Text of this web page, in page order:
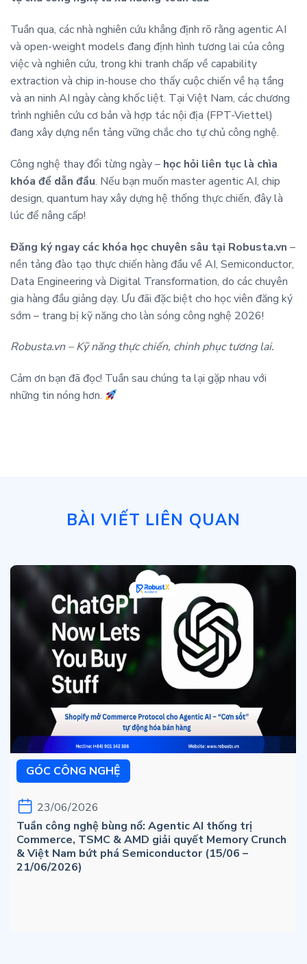
Tuần qua, các nhà nghiên cứu khẳng định rõ rằng agentic AI
và open-weight models đang định hình tương lai của công
việc và nghiên cứu, trong khi tranh chấp về capability
extraction và chip in-house cho thấy cuộc chiến về hạ tầng
và an ninh AI ngày càng khốc liệt. Tại Việt Nam, các chương
trình nghiên cứu cơ bản và hợp tác nội địa (FPT-Viettel)
đang xây dựng nền tảng vững chắc cho tự chủ công nghệ.
Công nghệ thay đổi từng ngày – học hỏi liên tục là chìa
khóa để dẫn đầu. Nếu bạn muốn master agentic AI, chip
design, quantum hay xây dựng hệ thống thực chiến, đây là
lúc để nâng cấp!
Đăng ký ngay các khóa học chuyên sâu tại Robusta.vn –
nền tảng đào tạo thực chiến hàng đầu về AI, Semiconductor,
Data Engineering và Digital Transformation, do các chuyên
gia hàng đầu giảng dạy. Ưu đãi đặc biệt cho học viên đăng ký
sớm – trang bị kỹ năng cho làn sóng công nghệ 2026!
Robusta.vn – Kỹ năng thực chiến, chinh phục tương lai.
Cảm ơn bạn đã đọc! Tuần sau chúng ta lại gặp nhau với
những tin nóng hơn.
BÀI VIẾT LIÊN QUAN
GÓC CÔNG NGHỆ
23/06/2026
Tuần công nghệ bùng nổ: Agentic AI thống trị
Commerce, TSMC & AMD giải quyết Memory Crunch
& Việt Nam bứt phá Semiconductor (15/06 –
21/06/2026)